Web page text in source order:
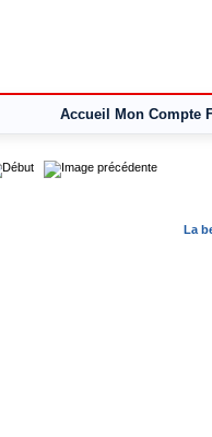
Accueil Mon Compte
La